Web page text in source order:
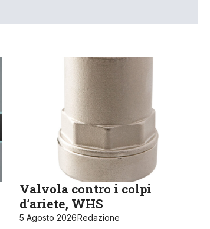
Valvola contro i colpi
d’ariete, WHS
5 Agosto 2026Redazione